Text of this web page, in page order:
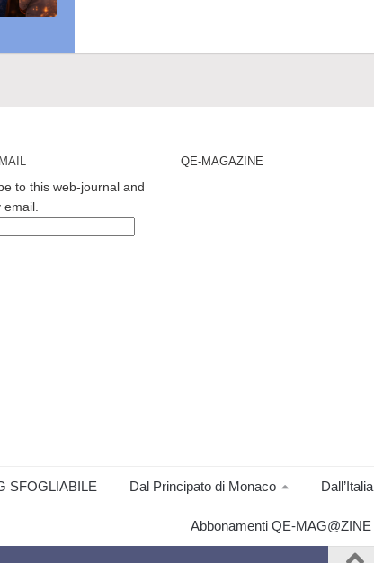
to this web-journal and
QE-MAGAZINE
SFOGLIABILE Dal Principato di Monaco Dall’Italia
Abbonamenti QE-MAG@ZINE